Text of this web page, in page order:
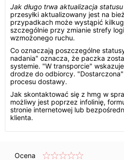
Jak długo trwa aktualizacja statusu
przesyłki aktualizowany jest na
przypadkach może wystąpić
szczególnie przy zmianie strefy
wzmożonego ruchu.
Co oznaczają poszczególne
nadania" oznacza, że paczka
systemie. "W transporcie"
drodze do odbiorcy.
procesu dostawy.
Jak skontaktować się z hmg w
możliwy jest poprzez infolinię,
stronie internetowej lub
klienta.
Ocena